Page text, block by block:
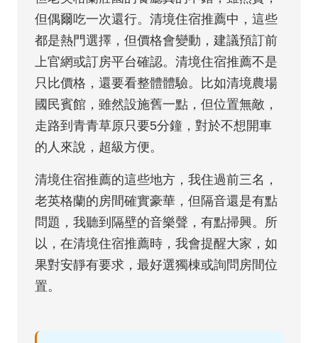
但偶爾吃一次還行。清境住宿推薦中，這些
都是熱門選擇，但價格會變動，建議預訂前
上官網或訂房平台確認。清境住宿推薦不是
只比價格，還要看整體體驗。比如清境農場
國民賓館，雖然設施舊一點，但位置無敵，
走路到青青草原只要5分鐘，對於不想開車
的人來說，超級方便。
清境住宿推薦的這些地方，我住過前三名，
老英格蘭的房間確實豪華，但隔音還是有點
問題，我聽到隔壁的音樂聲，有點掃興。所
以，在清境住宿推薦時，我會提醒大家，如
果對安靜有要求，最好選獨棟或詢問房間位
置。